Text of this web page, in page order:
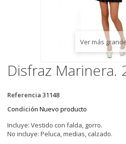
Ver más grande
Disfraz Marinera.
Referencia 31148
Condición Nuevo producto
Incluye: Vestido con falda, gorro.
No incluye: Peluca, medias, calzado.